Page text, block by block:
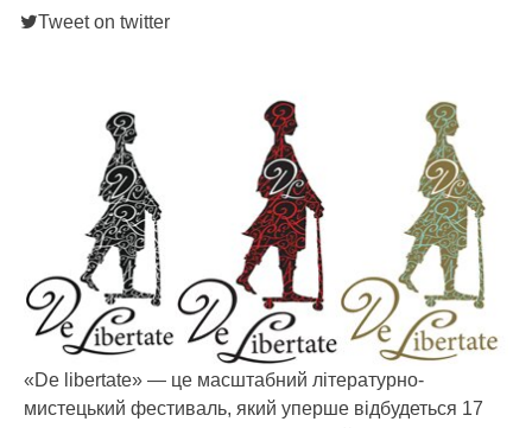
Tweet on twitter
«De libertate» — це масштабний літературно-
мистецький фестиваль, який уперше відбудеться 17